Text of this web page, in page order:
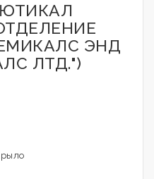
ЭНД
ЛТД.")